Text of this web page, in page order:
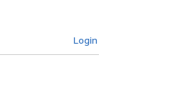
Login